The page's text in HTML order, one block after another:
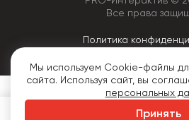
Все права
Политика
Мы используем Cookie-файлы
сайта. Используя сайт, вы
персональных
Принять